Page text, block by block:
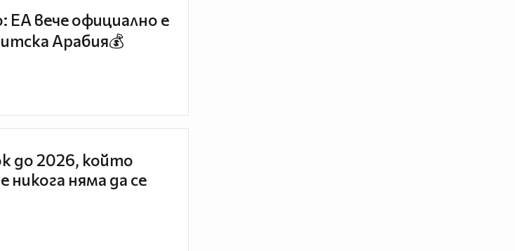
EA вече официално е
Арабия💰
до 2026, който
никога няма да се